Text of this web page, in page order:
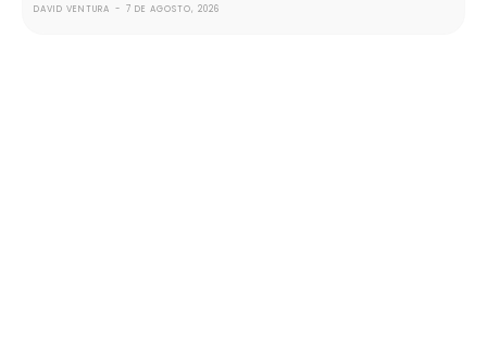
DAVID VENTURA - 7 DE AGOSTO, 2026